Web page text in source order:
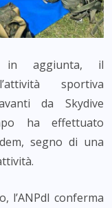
in aggiunta, il
sportiva
da Skydive
ha effettuato
segno di una
l’ANPdI conferma